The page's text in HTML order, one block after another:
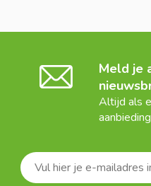
Meld je
Altijd als